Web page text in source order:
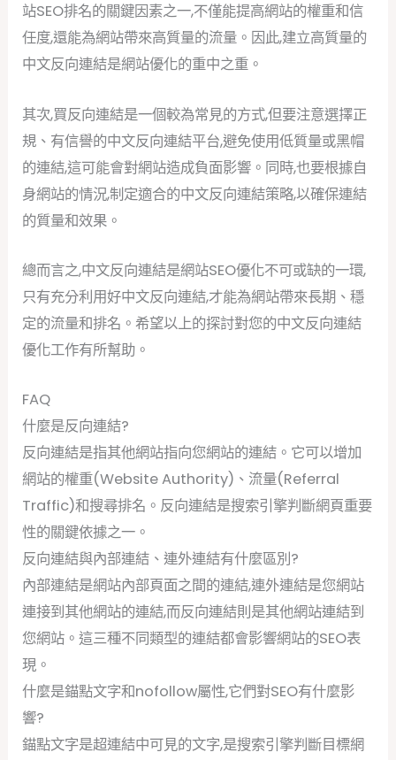
站SEO排名的關鍵因素之一,不僅能提高網站的權重和信
任度,還能為網站帶來高質量的流量。因此,建立高質量的
中文反向連結是網站優化的重中之重。
其次,買反向連結是一個較為常見的方式,但要注意選擇正
規、有信譽的中文反向連結平台,避免使用低質量或黑帽
的連結,這可能會對網站造成負面影響。同時,也要根據自
身網站的情況,制定適合的中文反向連結策略,以確保連結
的質量和效果。
總而言之,中文反向連結是網站SEO優化不可或缺的一環,
只有充分利用好中文反向連結,才能為網站帶來長期、穩
定的流量和排名。希望以上的探討對您的中文反向連結
優化工作有所幫助。
FAQ
什麼是反向連結?
反向連結是指其他網站指向您網站的連結。它可以增加
網站的權重(Website Authority)、流量(Referral
Traffic)和搜尋排名。反向連結是搜索引擎判斷網頁重要
性的關鍵依據之一。
反向連結與內部連結、連外連結有什麼區別?
內部連結是網站內部頁面之間的連結,連外連結是您網站
連接到其他網站的連結,而反向連結則是其他網站連結到
您網站。這三種不同類型的連結都會影響網站的SEO表
現。
什麼是錨點文字和nofollow屬性,它們對SEO有什麼影
響?
錨點文字是超連結中可見的文字,是搜索引擎判斷目標網